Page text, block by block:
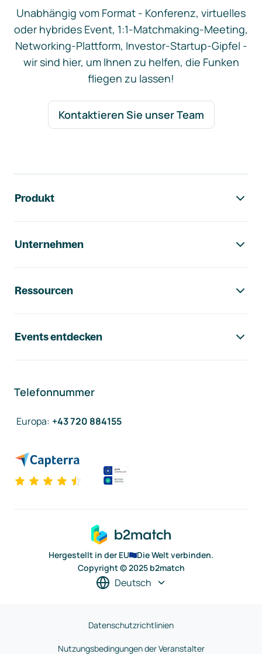
Unabhängig vom Format - Konferenz, virtuelles
oder hybrides Event, 1:1-Matchmaking-Meeting,
Networking-Plattform, Investor-Startup-Gipfel -
wir sind hier, um Ihnen zu helfen, die Funken
fliegen zu lassen!
Kontaktieren Sie unser Team
Produkt
Unternehmen
Ressourcen
Events entdecken
Telefonnummer
Europa: +43 720 884155
Hergestellt in der EU
Die Welt verbinden.
Copyright © 2025 b2match
Deutsch
Datenschutzrichtlinien
Nutzungsbedingungen der Veranstalter